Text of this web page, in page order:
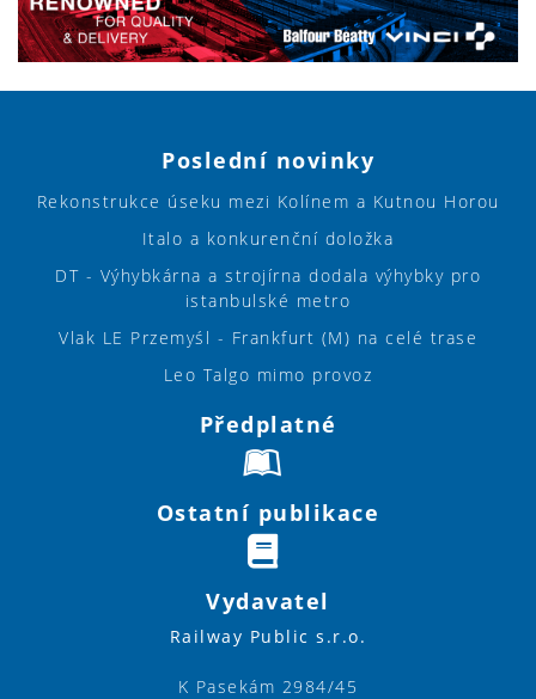
Poslední novinky
Rekonstrukce úseku mezi Kolínem a Kutnou Horou
Italo a konkurenční doložka
DT - Výhybkárna a strojírna dodala výhybky pro
istanbulské metro
Vlak LE Przemyśl - Frankfurt (M) na celé trase
Leo Talgo mimo provoz
Předplatné
Ostatní publikace
Vydavatel
Railway Public s.r.o.
K Pasekám 2984/45